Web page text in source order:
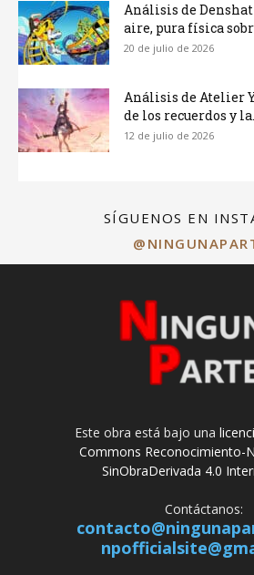
Análisis de
aire, pura física
20 de julio de 2026
Análisis de Atelier
de los recuerdos y
12 de julio de 2026
SÍGUENOS EN
Este obra está bajo una
Commons Reconocimiento-
SinObraDerivada 4.0
Contáctanos: